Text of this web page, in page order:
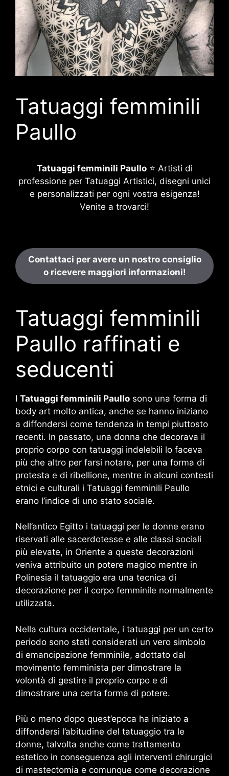
Tatuaggi femminili
Paullo
Tatuaggi femminili Paullo⭐ Artisti di
professione per Tatuaggi Artistici, disegni unici
e personalizzati per ogni vostra esigenza!
Venite a trovarci!
Contattaci per avere un nostro consiglio
o ricevere maggiori informazioni!
Tatuaggi femminili
Paullo raffinati e
seducenti
I Tatuaggi femminili Paullo sono una forma di
body art molto antica, anche se hanno iniziano
a diffondersi come tendenza in tempi piuttosto
recenti. In passato, una donna che decorava il
proprio corpo con tatuaggi indelebili lo faceva
più che altro per farsi notare, per una forma di
protesta e di ribellione, mentre in alcuni contesti
etnici e culturali i Tatuaggi femminili Paullo
erano l’indice di uno stato sociale.
Nell’antico Egitto i tatuaggi per le donne erano
riservati alle sacerdotesse e alle classi sociali
più elevate, in Oriente a queste decorazioni
veniva attribuito un potere magico mentre in
Polinesia il tatuaggio era una tecnica di
decorazione per il corpo femminile normalmente
utilizzata.
Nella cultura occidentale, i tatuaggi per un certo
periodo sono stati considerati un vero simbolo
di emancipazione femminile, adottato dal
movimento femminista per dimostrare la
volontà di gestire il proprio corpo e di
dimostrare una certa forma di potere.
Più o meno dopo quest’epoca ha iniziato a
diffondersi l’abitudine del tatuaggio tra le
donne, talvolta anche come trattamento
estetico in conseguenza agli interventi chirurgici
di mastectomia e comunque come decorazione